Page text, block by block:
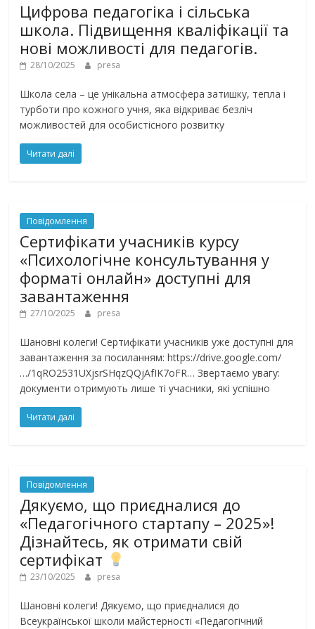
Цифрова педагогіка і сільська
школа. Підвищення кваліфікації та
нові можливості для педагогів.
28/10/2025 presa
Школа села – це унікальна атмосфера затишку, тепла і
турботи про кожного учня, яка відкриває безліч
можливостей для особистісного розвитку
Читати далі
Повідомлення
Сертифікати учасників курсу
«Психологічне консультування у
форматі онлайн» доступні для
завантаження
27/10/2025 presa
Шановні колеги! Сертифікати учасників уже доступні для
завантаження за посиланням: https://drive.google.com/
…/1qRO2531UXjsrSHqzQQjAfIK7oFR… Звертаємо увагу:
документи отримують лише ті учасники, які успішно
Читати далі
Повідомлення
Дякуємо, що приєдналися до
«Педагогічного стартапу – 2025»!
Дізнайтесь, як отримати свій
сертифікат
23/10/2025 presa
Шановні колеги! Дякуємо, що приєдналися до
Всеукраїнської школи майстерності «Педагогічний